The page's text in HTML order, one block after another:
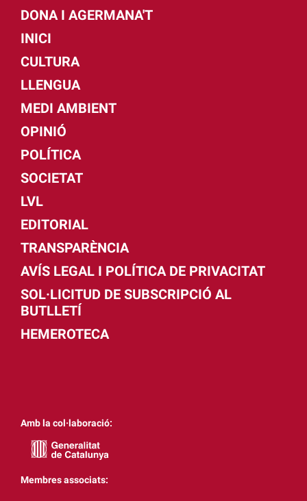
DONA I AGERMANA'T
INICI
CULTURA
LLENGUA
MEDI AMBIENT
OPINIÓ
POLÍTICA
SOCIETAT
LVL
EDITORIAL
TRANSPARÈNCIA
AVÍS LEGAL I POLÍTICA DE PRIVACITAT
SOL·LICITUD DE SUBSCRIPCIÓ AL
BUTLLETÍ
HEMEROTECA
Amb la col·laboració:
Membres associats: